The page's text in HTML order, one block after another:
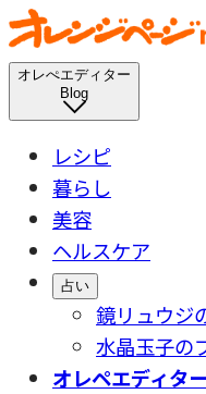
オレぺエディター
Blog
レシピ
暮らし
美容
ヘルスケア
占い
鏡リュウジ
水晶玉子の
オレペエディター